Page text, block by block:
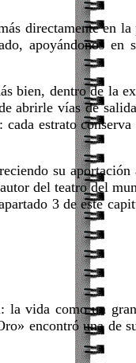
directamente en
apoyándonos en
bien, dentro de la
abrirle vías de
estrato
su
del teatro del
3 de este
la vida como un
encontró una de